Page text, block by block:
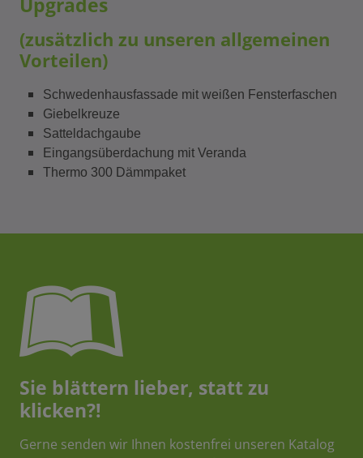
(zusätzlich zu unseren allgemeinen
Vorteilen)
Schwedenhausfassade mit weißen Fensterfaschen
Giebelkreuze
Satteldachgaube
Eingangsüberdachung mit Veranda
Thermo 300 Dämmpaket
Sie blättern lieber, statt zu
klicken?!
Gerne senden wir Ihnen kostenfrei unseren Katalog